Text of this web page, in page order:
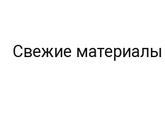
Свежие материалы